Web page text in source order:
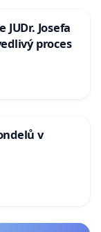
Josefa
proces
v